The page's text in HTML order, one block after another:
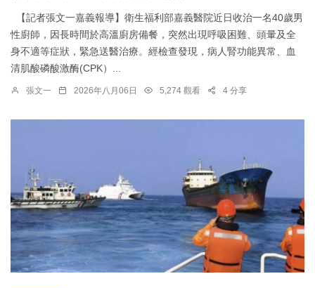
【記者張文一嘉義報導】衛生福利部嘉義醫院近日收治一名40歲男
性廚師，因長時間於高溫廚房備餐，突然出現呼吸困難、頭暈及全
身不適等症狀，緊急送醫治療。經檢查發現，病人腎功能異常、血
清肌酸磷酸激酶(CPK）...
張文一 2026年八月06日 5,274 觀看 4 分享